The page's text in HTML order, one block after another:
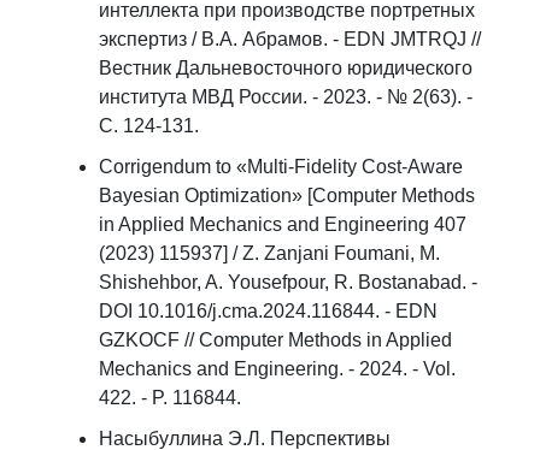
интеллекта при производстве портретных
экспертиз / В.А. Абрамов. - EDN JMTRQJ //
Вестник Дальневосточного юридического
института МВД России. - 2023. - № 2(63). -
С. 124-131.
Corrigendum to «Multi-Fidelity Cost-Aware
Bayesian Optimization» [Computer Methods
in Applied Mechanics and Engineering 407
(2023) 115937] / Z. Zanjani Foumani, M.
Shishehbor, A. Yousefpour, R. Bostanabad. -
DOI 10.1016/j.cma.2024.116844. - EDN
GZKOCF // Computer Methods in Applied
Mechanics and Engineering. - 2024. - Vol.
422. - P. 116844.
Насыбуллина Э.Л. Перспективы